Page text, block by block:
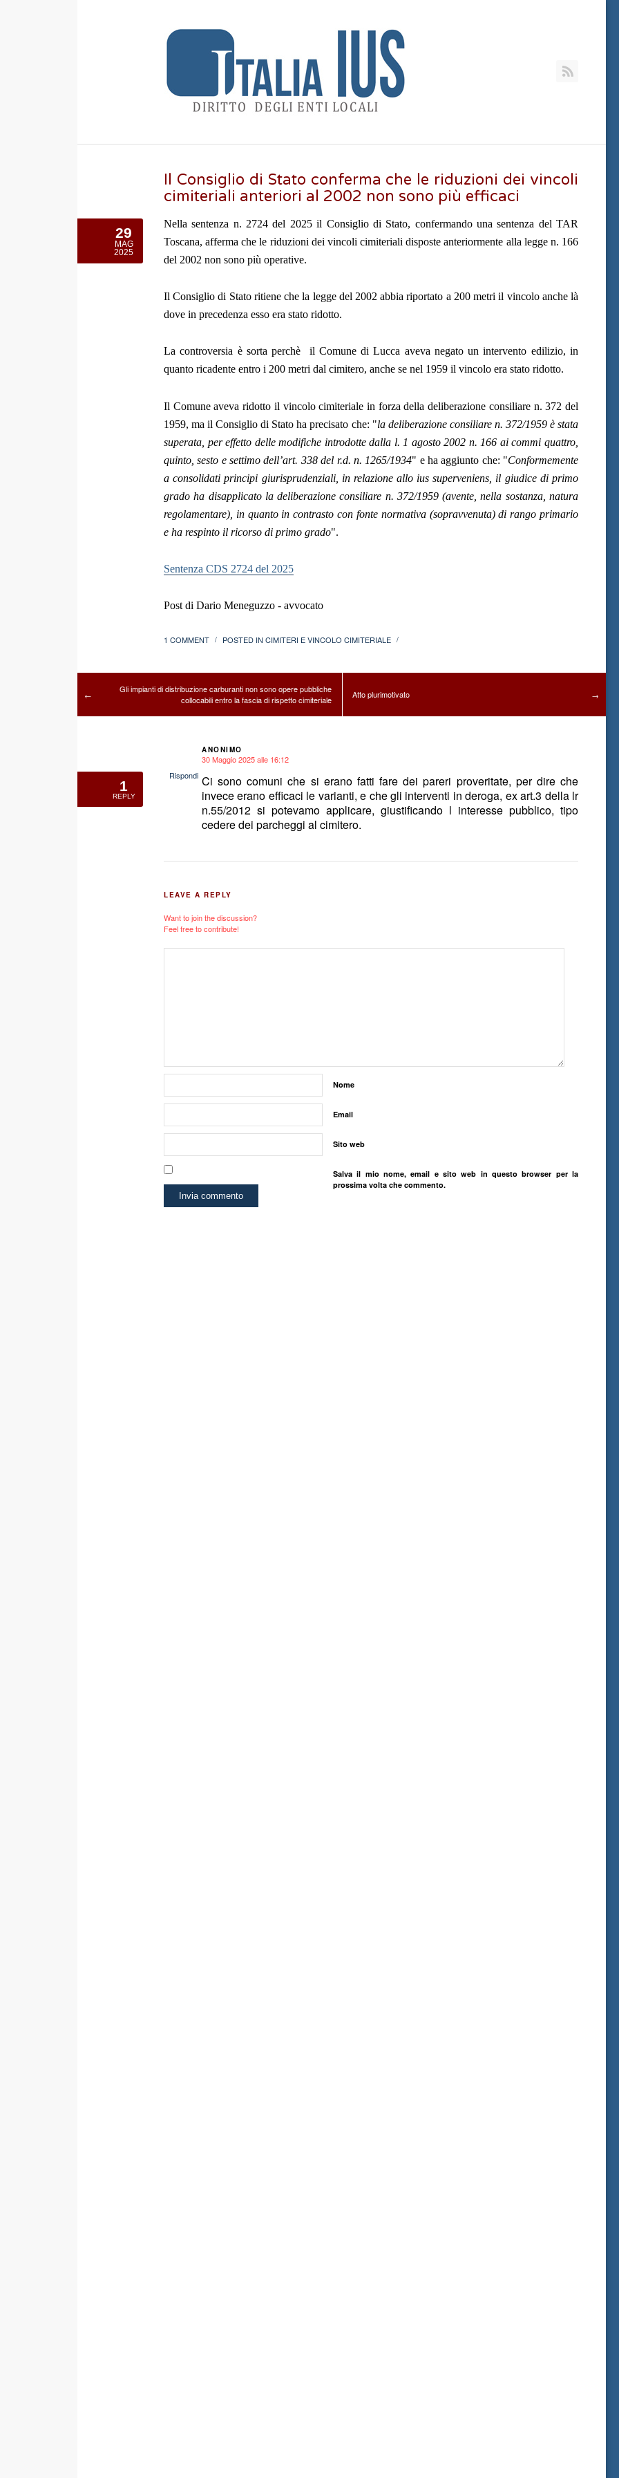
Il Consiglio di Stato conferma che le riduzioni dei vincoli
cimiteriali anteriori al 2002 non sono più efficaci
29
MAG
2025
Nella sentenza n. 2724 del 2025 il Consiglio di Stato, confermando una sentenza del TAR
Toscana, afferma che le riduzioni dei vincoli cimiteriali disposte anteriormente alla legge n. 166
del 2002 non sono più operative.
Il Consiglio di Stato ritiene che la legge del 2002 abbia riportato a 200 metri il vincolo anche là
dove in precedenza esso era stato ridotto.
La controversia è sorta perchè il Comune di Lucca aveva negato un intervento edilizio, in
quanto ricadente entro i 200 metri dal cimitero, anche se nel 1959 il vincolo era stato ridotto.
Il Comune aveva ridotto il vincolo cimiteriale in forza della deliberazione consiliare n. 372 del
1959, ma il Consiglio di Stato ha precisato che: "la deliberazione consiliare n. 372/1959 è stata
superata, per effetto delle modifiche introdotte dalla l. 1 agosto 2002 n. 166 ai commi quattro,
quinto, sesto e settimo dell’art. 338 del r.d. n. 1265/1934" e ha aggiunto che: "Conformemente
a consolidati principi giurisprudenziali, in relazione allo ius superveniens, il giudice di primo
grado ha disapplicato la deliberazione consiliare n. 372/1959 (avente, nella sostanza, natura
regolamentare), in quanto in contrasto con fonte normativa (sopravvenuta) di rango primario
e ha respinto il ricorso di primo grado".
Sentenza CDS 2724 del 2025
Post di Dario Meneguzzo - avvocato
1 COMMENT / POSTED IN CIMITERI E VINCOLO CIMITERIALE /
←
Gli impianti di distribuzione carburanti non sono opere pubbliche
collocabili entro la fascia di rispetto cimiteriale
Atto plurimotivato →
1
REPLY
ANONIMO
30 Maggio 2025 alle 16:12
Ci sono comuni che si erano fatti fare dei pareri proveritate, per dire che
invece erano efficaci le varianti, e che gli interventi in deroga, ex art.3 della lr
n.55/2012 si potevamo applicare, giustificando l interesse pubblico, tipo
cedere dei parcheggi al cimitero.
Rispondi
LEAVE A REPLY
Want to join the discussion?
Feel free to contribute!
Nome
Email
Sito web
Salva il mio nome, email e sito web in questo browser per la
prossima volta che commento.